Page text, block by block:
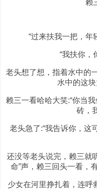
赖
“过来扶我一把，年
“我扶你，
老头想了想，指着水中的
水中的这
赖三一看哈哈大笑:“你当
砖，
老头急了:“我告诉你，这
还没等老头说完，赖三就
命”声，赖三回头一看，
少女在河里挣扎着，连呼